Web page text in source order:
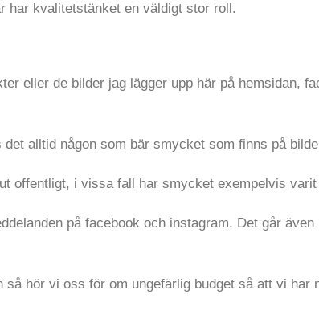
har kvalitetstänket en väldigt stor roll.
eller de bilder jag lägger upp här på hemsidan,
alltid någon som bär smycket som finns på
offentligt, i vissa fall har smycket exempelvis varit
på facebook och instagram. Det går även
hör vi oss för om ungefärlig budget så att vi har